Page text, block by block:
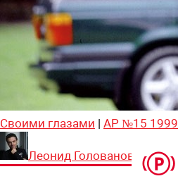
Своими глазами | АР №15 1999
Леонид Голованов